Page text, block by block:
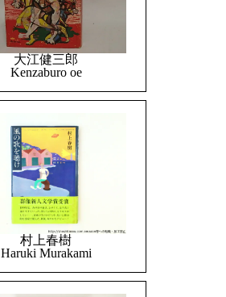
大江健三郎
Kenzaburo oe
村上春樹
Haruki Murakami